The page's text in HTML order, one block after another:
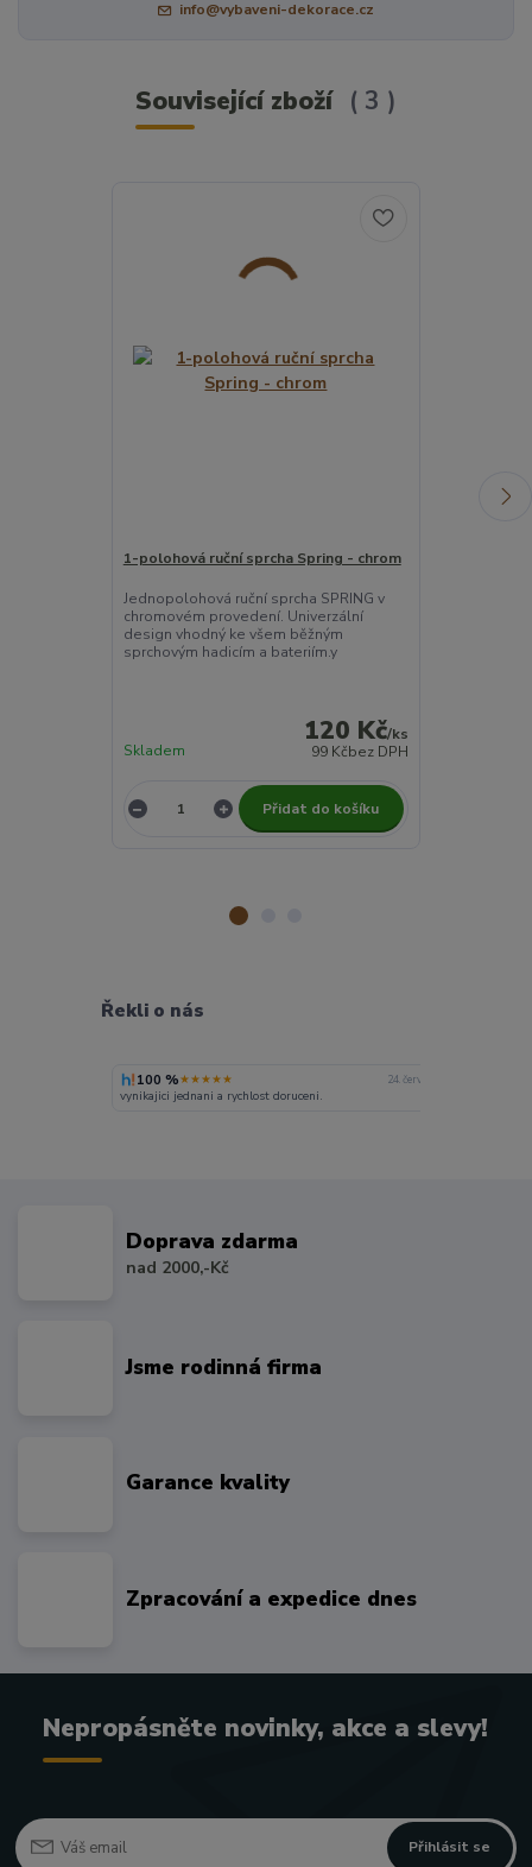
info@vybaveni-dekorace.cz
Související zboží 3
1-polohová ruční sprcha Spring - chrom
Jednopolohová ruční sprcha SPRING v
chromovém provedení. Univerzální
design vhodný ke všem běžným
sprchovým hadicím a bateriím.y
120 Kč/ks
99 Kčbez DPH
Skladem
Přidat do košíku
Řekli o nás
100 %★★★★★ 24. června
vynikajici jednani a rychlost doruceni.
Doprava zdarma
nad 2000,-Kč
Jsme rodinná firma
Garance kvality
Zpracování a expedice dnes
Nepropásněte novinky, akce a slevy!
Přihlásit se